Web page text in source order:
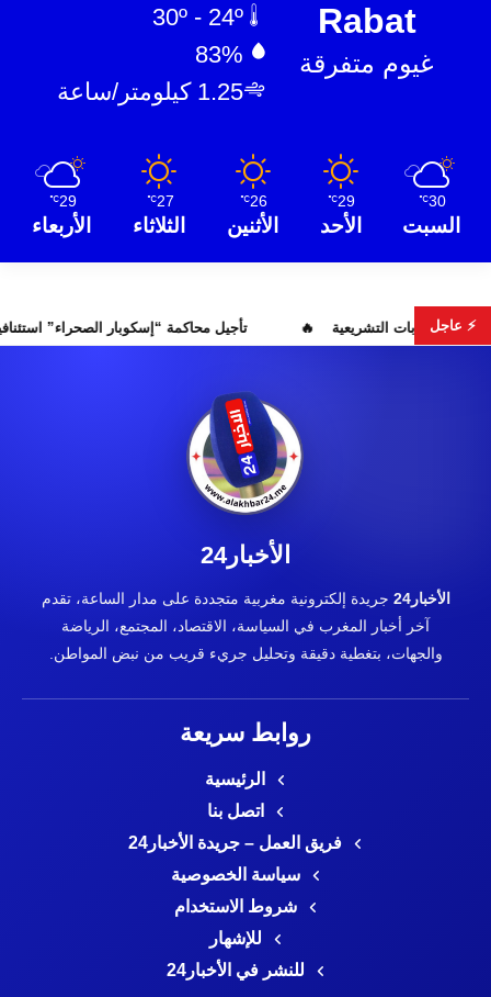
Rabat
غيوم متفرقة
83%
1.25 كيلومتر/ساعة
30
℃
السبت
29
℃
الأحد
26
℃
الأثنين
27
℃
الثلاثاء
29
℃
الأربعاء
⚡ عاجلاقتراح مرشح الانتخابات التشريعية تأجيل محاكمة
الأخبار24
الأخبار24
جريدة إلكترونية مغربية متجددة على مدار الساعة، تقدم
آخر أخبار المغرب في السياسة، الاقتصاد، المجتمع، الرياضة
والجهات، بتغطية دقيقة وتحليل جريء قريب من نبض المواطن.
روابط سريعة
الرئيسية
اتصل بنا
فريق العمل – جريدة الأخبار24
سياسة الخصوصية
شروط الاستخدام
للإشهار
للنشر في الأخبار24